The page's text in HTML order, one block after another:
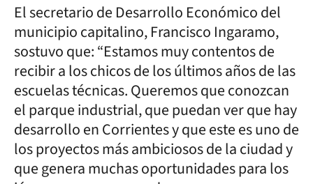
El secretario de Desarrollo Económico del
municipio capitalino, Francisco Ingaramo,
sostuvo que: “Estamos muy contentos de
recibir a los chicos de los últimos años de las
escuelas técnicas. Queremos que conozcan
el parque industrial, que puedan ver que hay
desarrollo en Corrientes y que este es uno de
los proyectos más ambiciosos de la ciudad y
que genera muchas oportunidades para los